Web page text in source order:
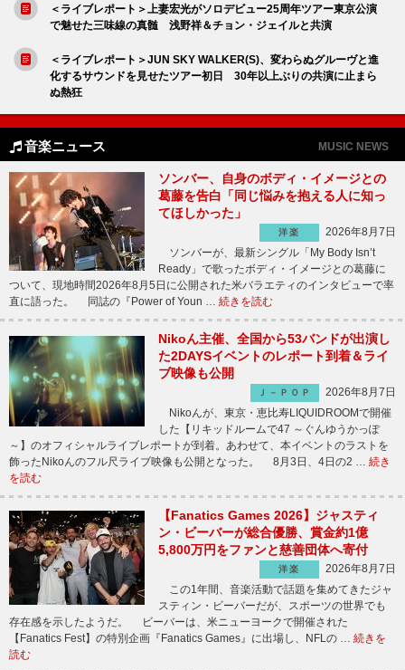
＜ライブレポート＞上妻宏光がソロデビュー25周年ツアー東京公演
で魅せた三味線の真髄 浅野祥＆チョン・ジェイルと共演
＜ライブレポート＞JUN SKY WALKER(S)、変わらぬグルーヴと進
化するサウンドを見せたツアー初日 30年以上ぶりの共演に止まら
ぬ熱狂
音楽ニュース MUSIC NEWS
ソンバー、自身のボディ・イメージとの
葛藤を告白「同じ悩みを抱える人に知っ
てほしかった」
洋楽
2026年8月7日
ソンバーが、最新シングル「My Body Isn’t
Ready」で歌ったボディ・イメージとの葛藤に
ついて、現地時間2026年8月5日に公開された米バラエティのインタビューで率
直に語った。 同誌の『Power of Youn … 続きを読む
Nikoん主催、全国から53バンドが出演し
た2DAYSイベントのレポート到着＆ライ
ブ映像も公開
Ｊ－ＰＯＰ
2026年8月7日
Nikoんが、東京・恵比寿LIQUIDROOMで開催
した【リキッドルームで47 ～ぐんゆうかっぽ
～】のオフィシャルライブレポートが到着。あわせて、本イベントのラストを
飾ったNikoんのフル尺ライブ映像も公開となった。 8月3日、4日の2 … 続き
を読む
【Fanatics Games 2026】ジャスティ
ン・ビーバーが総合優勝、賞金約1億
5,800万円をファンと慈善団体へ寄付
洋楽
2026年8月7日
この1年間、音楽活動で話題を集めてきたジャ
スティン・ビーバーだが、スポーツの世界でも
存在感を示したようだ。 ビーバーは、米ニューヨークで開催された
【Fanatics Fest】の特別企画『Fanatics Games』に出場し、NFLの … 続きを
読む